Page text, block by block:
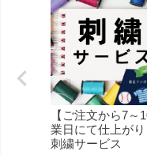
【ご注文から7～
業日にて仕上がり
刺繍サービス